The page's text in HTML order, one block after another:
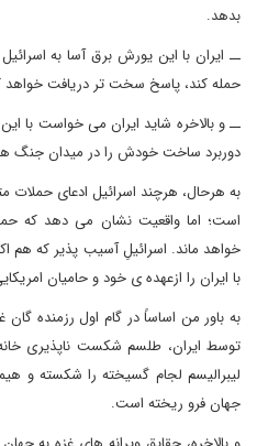
بدهد.
ــ ایران با این یورش برق آسا به
حمله کند، پاسخ سخت تر دریافت خواهد
ــ و بالاخره شاید ایران می خواست با
دوربرد ساخت خودش را در میدان جنگ هم
به هرحال، هرچند اسرائیل ادعای حملات
است؛ اما واقعیت نشان می دهد که
خواهد ماند. اسرائیلِ آسیب پذیر که
با ایران را ازعهده ی خود و حامیان
به باور من اساساً در گام اول رزمنده
توسط ایران، طلسم شکست ناپذیری
لیبرالیسم لجام گسیخته را شکسته و
جهان فرو ریخته است.